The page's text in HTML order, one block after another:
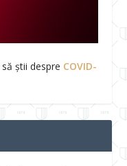
știi despre COVID-